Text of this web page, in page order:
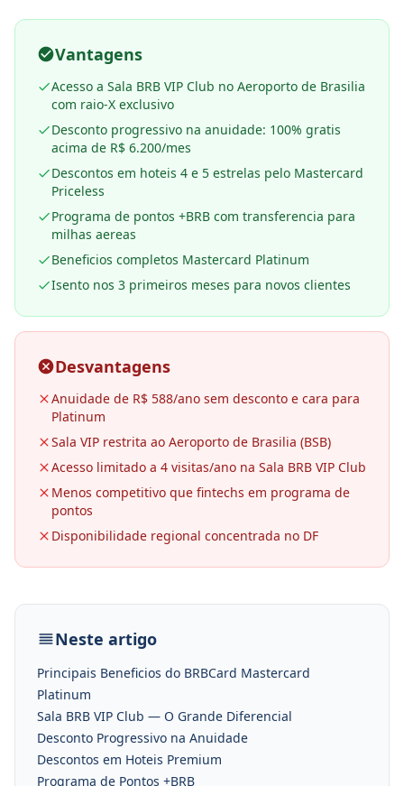
Vantagens
Acesso a Sala BRB VIP Club no Aeroporto de Brasilia
com raio-X exclusivo
Desconto progressivo na anuidade: 100% gratis
acima de R$ 6.200/mes
Descontos em hoteis 4 e 5 estrelas pelo Mastercard
Priceless
Programa de pontos +BRB com transferencia para
milhas aereas
Beneficios completos Mastercard Platinum
Isento nos 3 primeiros meses para novos clientes
Desvantagens
Anuidade de R$ 588/ano sem desconto e cara para
Platinum
Sala VIP restrita ao Aeroporto de Brasilia (BSB)
Acesso limitado a 4 visitas/ano na Sala BRB VIP Club
Menos competitivo que fintechs em programa de
pontos
Disponibilidade regional concentrada no DF
Neste artigo
Principais Beneficios do BRBCard Mastercard
Platinum
Sala BRB VIP Club — O Grande Diferencial
Desconto Progressivo na Anuidade
Descontos em Hoteis Premium
Programa de Pontos +BRB